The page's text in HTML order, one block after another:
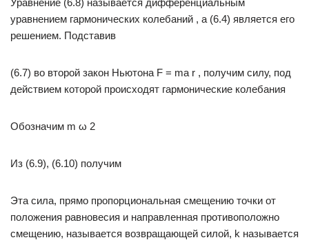
Уравнение (6.8) называется дифференциальным
уравнением гармонических колебаний , а (6.4) является его
решением. Подставив
(6.7) во второй закон Ньютона F = ma r , получим силу, под
действием которой происходят гармонические колебания
Обозначим m ω 2
Из (6.9), (6.10) получим
Эта сила, прямо пропорциональная смещению точки от
положения равновесия и направленная противоположно
смещению, называется возвращающей силой, k называется